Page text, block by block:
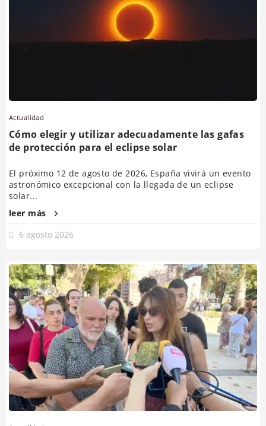
Actualidad
Cómo elegir y utilizar adecuadamente las gafas
de protección para el eclipse solar
El próximo 12 de agosto de 2026, España vivirá un evento
astronómico excepcional con la llegada de un eclipse
solar...
leer más
6 agosto 2026